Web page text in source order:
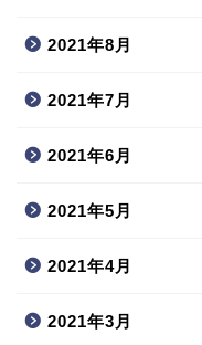
2021年8月
2021年7月
2021年6月
2021年5月
2021年4月
2021年3月